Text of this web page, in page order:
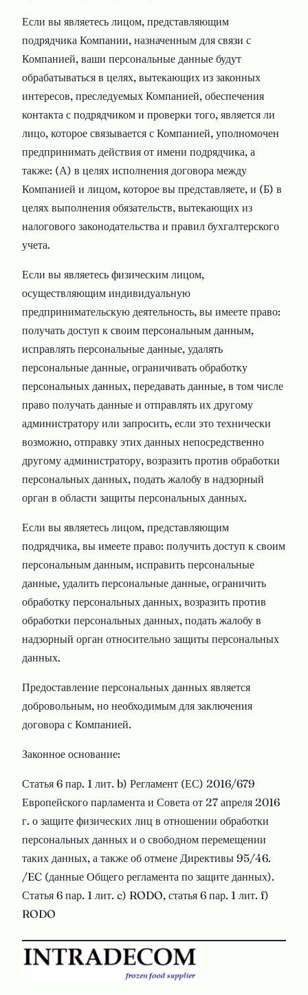
Если вы являетесь лицом, представляющим
подрядчика Компании, назначенным для связи с
Компанией, ваши персональные данные будут
обрабатываться в целях, вытекающих из законных
интересов, преследуемых Компанией, обеспечения
контакта с подрядчиком и проверки того, является ли
лицо, которое связывается с Компанией, уполномочен
предпринимать действия от имени подрядчика, а
также: (А) в целях исполнения договора между
Компанией и лицом, которое вы представляете, и (Б) в
целях выполнения обязательств, вытекающих из
налогового законодательства и правил бухгалтерского
учета.
Если вы являетесь физическим лицом,
осуществляющим индивидуальную
предпринимательскую деятельность, вы имеете право:
получать доступ к своим персональным данным,
исправлять персональные данные, удалять
персональные данные, ограничивать обработку
персональных данных, передавать данные, в том числе
право получать данные и отправлять их другому
администратору или запросить, если это технически
возможно, отправку этих данных непосредственно
другому администратору, возразить против обработки
персональных данных, подать жалобу в надзорный
орган в области защиты персональных данных.
Если вы являетесь лицом, представляющим
подрядчика, вы имеете право: получить доступ к своим
персональным данным, исправить персональные
данные, удалить персональные данные, ограничить
обработку персональных данных, возразить против
обработки персональных данных, подать жалобу в
надзорный орган относительно защиты персональных
данных.
Предоставление персональных данных является
добровольным, но необходимым для заключения
договора с Компанией.
Законное основание:
Статья 6 пар. 1 лит. b) Регламент (ЕС) 2016/679
Европейского парламента и Совета от 27 апреля 2016
г. о защите физических лиц в отношении обработки
персональных данных и о свободном перемещении
таких данных, а также об отмене Директивы 95/46.
/EC (данные Общего регламента по защите данных).
Статья 6 пар. 1 лит. c) RODO, статья 6 пар. 1 лит. f)
RODO